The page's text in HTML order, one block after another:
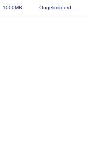
1000MB Ongelimiteerd